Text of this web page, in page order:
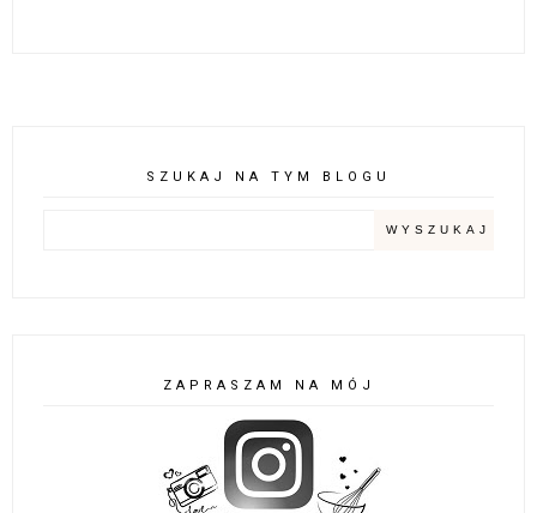
SZUKAJ NA TYM BLOGU
ZAPRASZAM NA MÓJ